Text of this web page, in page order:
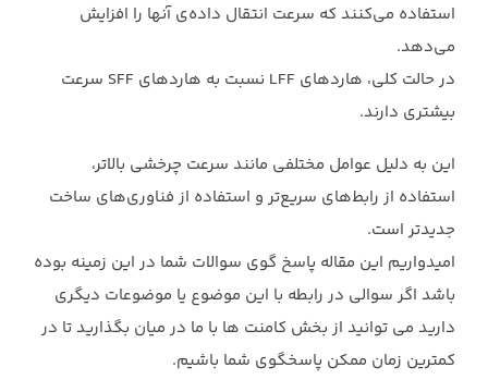
استفاده می‌کنند که سرعت انتقال ‏داده‌ی آنها را افزایش
می‌دهد.‏
در حالت کلی، هاردهای LFF نسبت به هاردهای SFF سرعت
بیشتری دارند.
این به دلیل عوامل ‏مختلفی مانند سرعت چرخشی بالاتر،
استفاده از رابط‌های سریع‌تر و استفاده از فناوری‌های ساخت
‏جدیدتر است.‏
امیدواریم این مقاله پاسخ گوی سوالات شما در این زمینه بوده
باشد اگر سوالی در رابطه با این ‏موضوع یا موضوعات دیگری
دارید می توانید از بخش کامنت ها با ما در میان بگذارید تا در
‏کمترین زمان ممکن پاسخگوی شما باشیم.‏